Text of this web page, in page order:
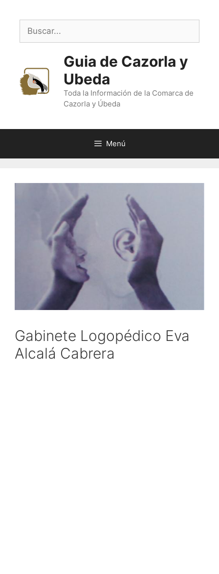
contenido
Buscar:
Guia de Cazorla y
Ubeda
Toda la Información de la Comarca de
Cazorla y Úbeda
Menú
Gabinete Logopédico Eva
Alcalá Cabrera